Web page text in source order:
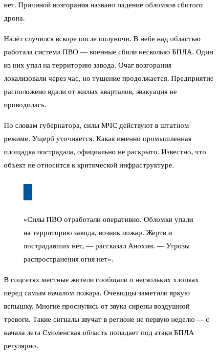
нет. Причиной возгорания названо падение обломков сбитого
дрона.
Налёт случился вскоре после полуночи. В небе над областью
работала система ПВО — военные сбили несколько БПЛА. Один
из них упал на территорию завода. Очаг возгорания
локализовали через час, но тушение продолжается. Предприятие
расположено вдали от жилых кварталов, эвакуация не
проводилась.
По словам губернатора, силы МЧС действуют в штатном
режиме. Ущерб уточняется. Какая именно промышленная
площадка пострадала, официально не раскрыто. Известно, что
объект не относится к критической инфраструктуре.
«Силы ПВО отработали оперативно. Обломки упали
на территорию завода, возник пожар. Жертв и
пострадавших нет, — рассказал Анохин. — Угрозы
распространения огня нет».
В соцсетях местные жители сообщали о нескольких хлопках
перед самым началом пожара. Очевидцы заметили яркую
вспышку. Многие проснулись от звука сирены воздушной
тревоги. Такие сигналы звучат в регионе не первую неделю — с
начала лета Смоленская область попадает под атаки БПЛА
регулярно.